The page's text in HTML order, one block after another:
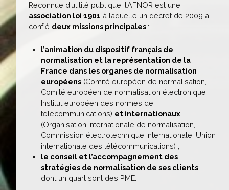
Reconnue d’utilité publique, l’AFNOR est une
association loi 1901 à laquelle un décret de 2009 a
confié deux missions principales :
l’animation du dispositif français de
normalisation et la représentation de la
France dans les organes de normalisation
européens (Comité européen de normalisation,
Comité européen de normalisation électronique,
Institut européen des normes de
télécommunications) et internationaux
(Organisation internationale de normalisation,
Commission électrotechnique internationale, Union
internationale des télécommunications) ;
le conseil et l’accompagnement des
stratégies de normalisation de ses clients
dont un quart sont des PME.